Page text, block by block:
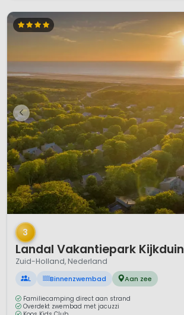
1 / 12
3
Landal Vakantiepark Kijkduin
Zuid-Holland, Nederland
L Binnenzwembad Aan zee
Familiecamping direct aan strand
Overdekt zwembad met jacuzzi